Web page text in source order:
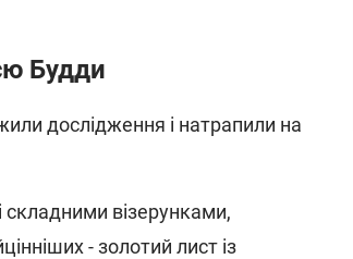
Будди
дослідження і натрапили на
складними візерунками,
- золотий лист із